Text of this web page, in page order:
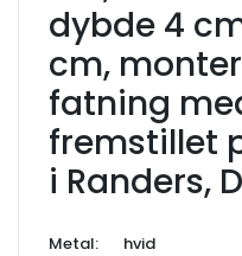
dybde 4
cm,
fatning
fremstillet
i Randers,
Metal: hvid